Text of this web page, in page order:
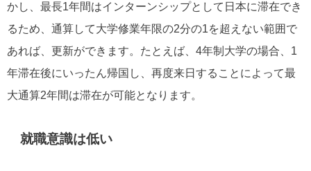
かし、最長1年間はインターンシップとして日本に滞在でき
るため、通算して大学修業年限の2分の1を超えない範囲で
あれば、更新ができます。たとえば、4年制大学の場合、1
年滞在後にいったん帰国し、再度来日することによって最
大通算2年間は滞在が可能となります。
就職意識は低い